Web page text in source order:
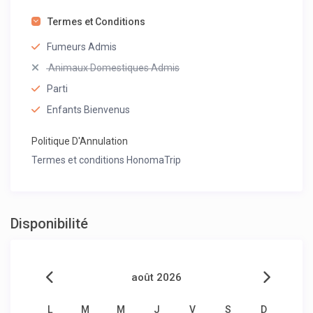
Termes et Conditions
Fumeurs Admis
Animaux Domestiques Admis
Parti
Enfants Bienvenus
Politique D'Annulation
Termes et conditions HonomaTrip
Disponibilité
août 2026
L M M J V S D